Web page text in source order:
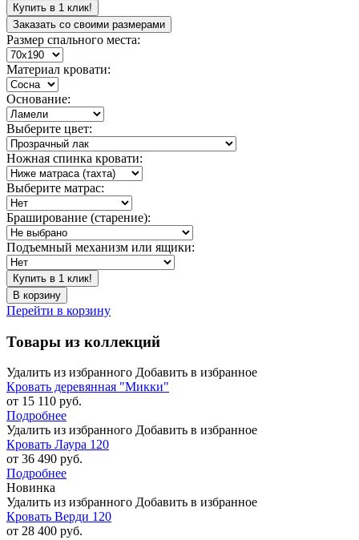
Купить в 1 клик!
Заказать со своими размерами
Размер спального места:
Материал кровати:
Основание:
Выберите цвет:
Ножная спинка кровати:
Выберите матрас:
Браширование (старение):
Подъемный механизм или ящики:
Купить в 1 клик!
В корзину
Перейти в корзину
Товары из коллекций
Удалить из избранного Добавить в избранное
Кровать деревянная "Микки"
от 15 110 руб.
Подробнее
Удалить из избранного Добавить в избранное
Кровать Лаура 120
от 36 490 руб.
Подробнее
Новинка
Удалить из избранного Добавить в избранное
Кровать Верди 120
от 28 400 руб.